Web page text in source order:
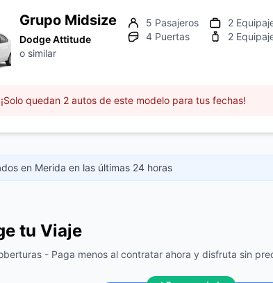
Grupo Midsize
Dodge Attitude
o similar
5 Pasajeros
4 Puertas
2
2
¡Solo quedan 2 autos de este modelo para tus fechas!
en Merida en las últimas 24 horas
tu Viaje
- Paga menos al contratar ahora y disfruta sin